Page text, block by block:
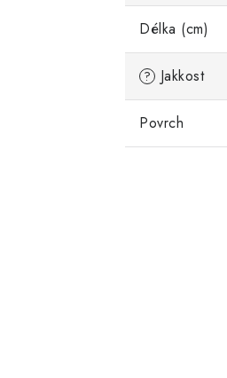
Délka (cm)
? Jakkost
Povrch